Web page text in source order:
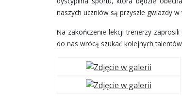
naszych uczniów są przyszłe gwiazdy
Na zakończenie lekcji trenerzy
do nas wrócą szukać kolejnych